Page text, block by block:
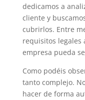
dedicamos a
cliente y
cubrirlos. Entre
requisitos legales
empresa pueda
Como podéis
tanto complejo.
hacer de forma